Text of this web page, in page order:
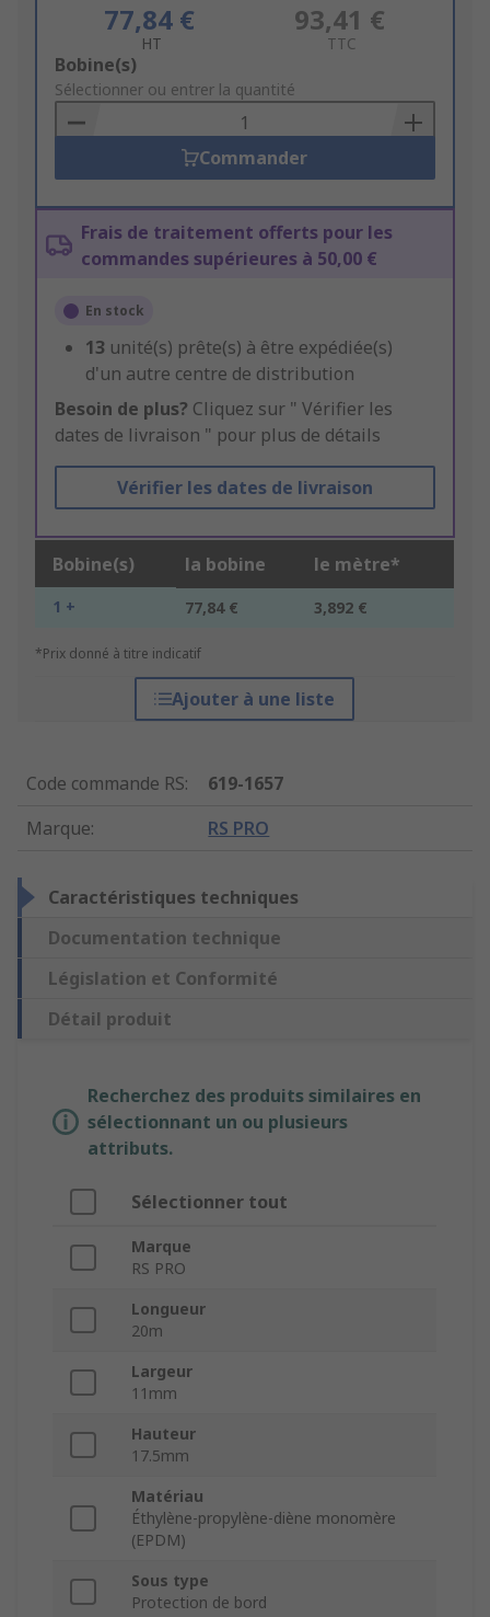
77,84 €
HT
93,41 €
TTC
Add
to
Basket
Bobine(s)
Sélectionner ou entrer la quantité
Commander
Frais de traitement offerts pour les
commandes supérieures à 50,00 €
En stock
13 unité(s) prête(s) à être expédiée(s)
d'un autre centre de distribution
Besoin de plus? Cliquez sur " Vérifier les
dates de livraison " pour plus de détails
Vérifier les dates de livraison
Bobine(s) la bobine le mètre*
1 + 77,84 € 3,892 €
*Prix donné à titre indicatif
Ajouter à une liste
Code commande RS:
619-1657
Marque: RS PRO
Caractéristiques techniques
Documentation technique
Législation et Conformité
Détail produit
Recherchez des produits similaires en
sélectionnant un ou plusieurs
attributs.
Sélectionner tout
Marque
RS PRO
Longueur
20m
Largeur
11mm
Hauteur
17.5mm
Matériau
Éthylène-propylène-diène monomère
(EPDM)
Sous type
Protection de bord